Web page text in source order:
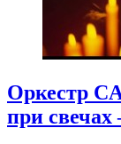
Оркестр
при